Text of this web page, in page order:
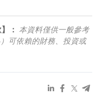
：
本資料僅供一般參考
可依賴的財務、投資或